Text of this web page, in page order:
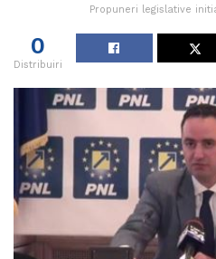
Propuneri legislative
0
Distribuiri